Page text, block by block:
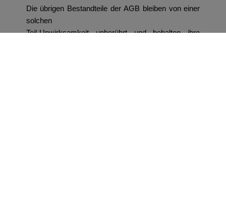
Die übrigen Bestandteile der AGB bleiben von einer
solchen
Teil-Unwirksamkeit unberührt und behalten ihre